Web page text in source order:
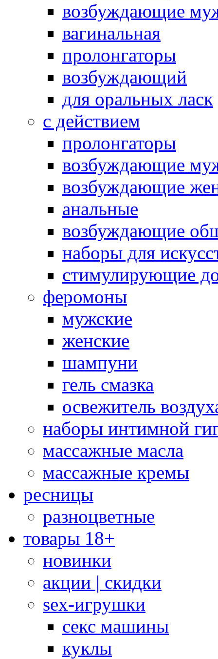
возбуждающие
вагинальная
пролонгаторы
возбуждающий
для оральных ласк
с действием
пролонгаторы
возбуждающие
возбуждающие
анальные
возбуждающие
наборы для
стимулирующие
феромоны
мужские
женские
шампуни
гель смазка
освежитель
наборы интимной
массажные масла
массажные кремы
ресницы
разноцветные
товары 18+
новинки
акции | скидки
sex-игрушки
секс машины
куклы